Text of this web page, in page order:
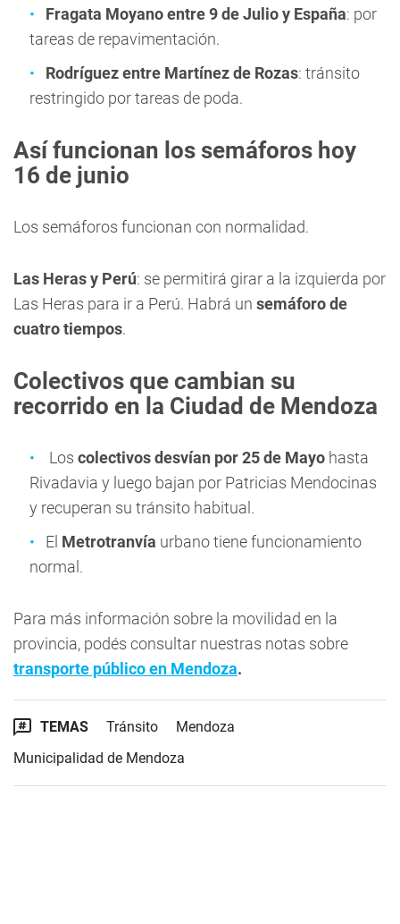
Fragata Moyano entre 9 de Julio y España: por
tareas de repavimentación.
Rodríguez entre Martínez de Rozas: tránsito
restringido por tareas de poda.
Así funcionan los semáforos hoy
16 de junio
Los semáforos funcionan con normalidad.
Las Heras y Perú: se permitirá girar a la izquierda por
Las Heras para ir a Perú. Habrá un semáforo de
cuatro tiempos.
Colectivos que cambian su
recorrido en la Ciudad de Mendoza
Los colectivos desvían por 25 de Mayo hasta
Rivadavia y luego bajan por Patricias Mendocinas
y recuperan su tránsito habitual.
El Metrotranvía urbano tiene funcionamiento
normal.
Para más información sobre la movilidad en la
provincia, podés consultar nuestras notas sobre
transporte público en Mendoza.
TEMAS Tránsito
Mendoza
Municipalidad de Mendoza